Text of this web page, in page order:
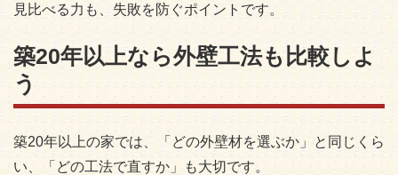
見比べる力も、失敗を防ぐポイントです。
築20年以上なら外壁工法も比較しよ
う
築20年以上の家では、「どの外壁材を選ぶか」と同じくら
い、「どの工法で直すか」も大切です。